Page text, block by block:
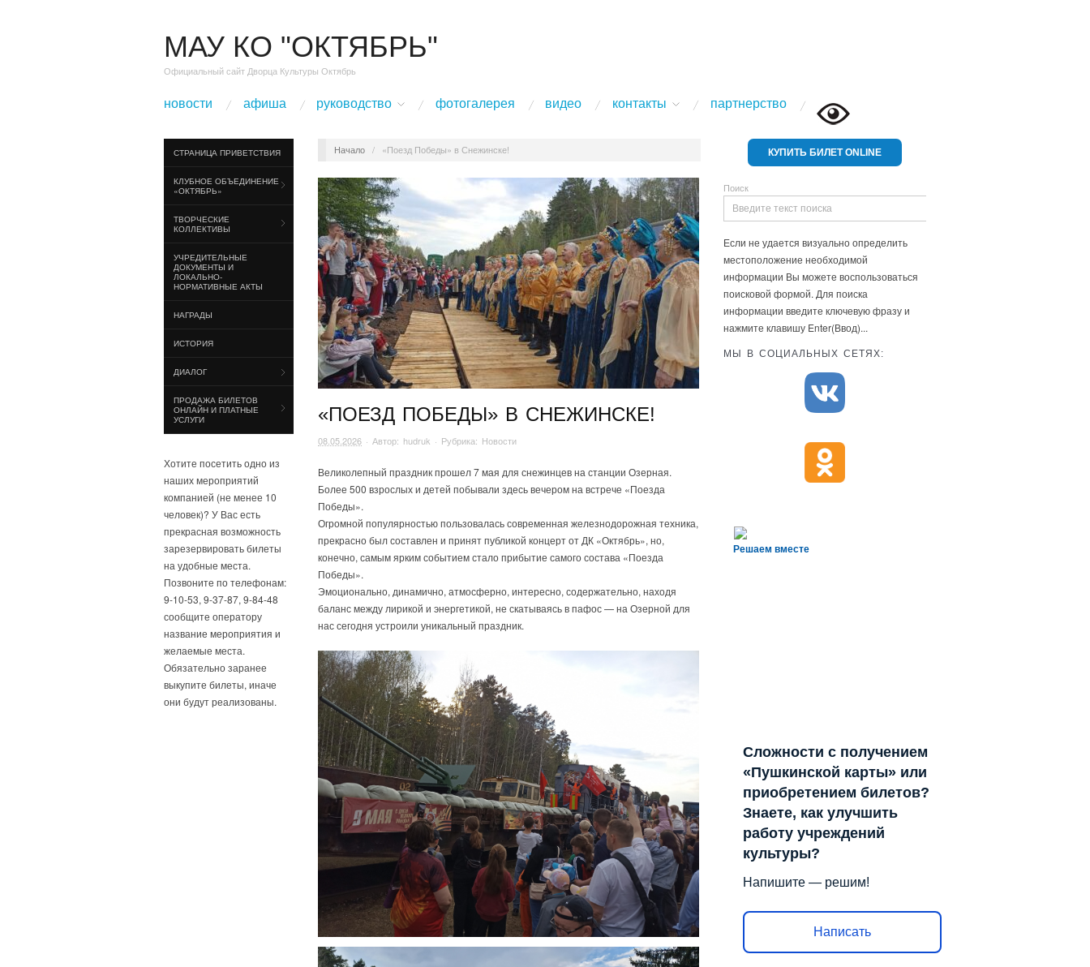
МАУ КО "ОКТЯБРЬ"
Официальный сайт Дворца Культуры Октябрь
новости афиша руководство фотогалерея видео контакты партнерство
СТРАНИЦА ПРИВЕТСТВИЯ
КЛУБНОЕ ОБЪЕДИНЕНИЕ
«ОКТЯБРЬ»
ТВОРЧЕСКИЕ
КОЛЛЕКТИВЫ
УЧРЕДИТЕЛЬНЫЕ
ДОКУМЕНТЫ И
ЛОКАЛЬНО-
НОРМАТИВНЫЕ АКТЫ
НАГРАДЫ
ИСТОРИЯ
ДИАЛОГ
ПРОДАЖА БИЛЕТОВ
ОНЛАЙН И ПЛАТНЫЕ
УСЛУГИ
Хотите посетить одно из
наших мероприятий
компанией (не менее 10
человек)? У Вас есть
прекрасная возможность
зарезервировать билеты
на удобные места.
Позвоните по телефонам:
9-10-53, 9-37-87, 9-84-48
сообщите оператору
название мероприятия и
желаемые места.
Обязательно заранее
выкупите билеты, иначе
они будут реализованы.
Начало / «Поезд Победы» в Снежинске!
«ПОЕЗД ПОБЕДЫ» В СНЕЖИНСКЕ!
08.05.2026 · Автор: hudruk · Рубрика: Новости
Великолепный праздник прошел 7 мая для снежинцев на станции Озерная.
Более 500 взрослых и детей побывали здесь вечером на встрече «Поезда
Победы».
Огромной популярностью пользовалась современная железнодорожная техника,
прекрасно был составлен и принят публикой концерт от ДК «Октябрь», но,
конечно, самым ярким событием стало прибытие самого состава «Поезда
Победы».
Эмоционально, динамично, атмосферно, интересно, содержательно, находя
баланс между лирикой и энергетикой, не скатываясь в пафос — на Озерной для
нас сегодня устроили уникальный праздник.
КУПИТЬ БИЛЕТ ONLINE
Поиск
Если не удается визуально определить
местоположение необходимой
информации Вы можете воспользоваться
поисковой формой. Для поиска
информации введите ключевую фразу и
нажмите клавишу Enter(Ввод)...
МЫ В СОЦИАЛЬНЫХ СЕТЯХ:
Решаем вместе
Сложности с получением
«Пушкинской карты» или
приобретением билетов?
Знаете, как улучшить
работу учреждений
культуры?
Напишите — решим!
Написать